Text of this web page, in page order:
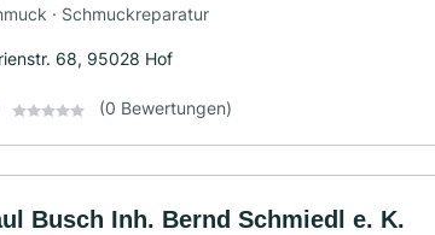
· Schmuckreparatur
68, 95028 Hof
(0 Bewertungen)
Busch Inh. Bernd Schmiedl e. K.